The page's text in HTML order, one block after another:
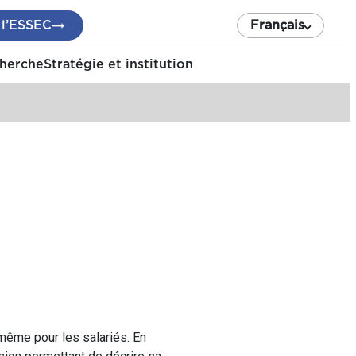
Français
Stratégie et institution
pour les salariés. En